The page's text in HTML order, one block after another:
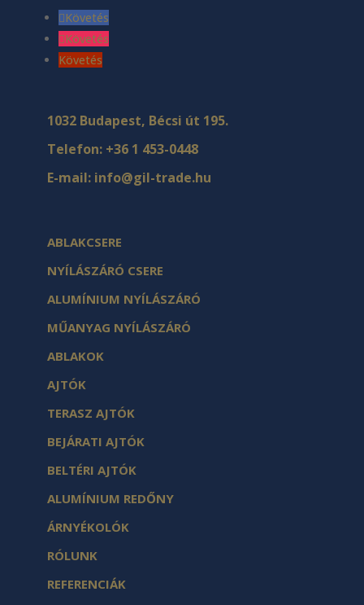
Követés
Követés
Követés
1032 Budapest, Bécsi út 195.
Telefon: +36 1 453-0448
E-mail: info@gil-trade.hu
ABLAKCSERE
NYÍLÁSZÁRÓ CSERE
ALUMÍNIUM NYÍLÁSZÁRÓ
MŰANYAG NYÍLÁSZÁRÓ
ABLAKOK
AJTÓK
TERASZ AJTÓK
BEJÁRATI AJTÓK
BELTÉRI AJTÓK
ALUMÍNIUM REDŐNY
ÁRNYÉKOLÓK
RÓLUNK
REFERENCIÁK